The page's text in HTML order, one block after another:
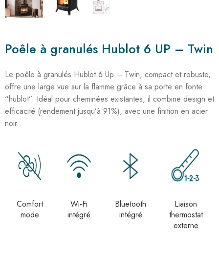
Poêle à granulés Hublot 6 UP – Twin
Le poêle à granulés Hublot 6 Up – Twin, compact et robuste,
offre une large vue sur la flamme grâce à sa porte en fonte
“hublot”. Idéal pour cheminées existantes, il combine design et
efficacité (rendement jusqu’à 91%), avec une finition en acier
noir.
Comfort
mode
Wi-Fi
intégré
Bluetooth
intégré
Liaison
thermostat
externe